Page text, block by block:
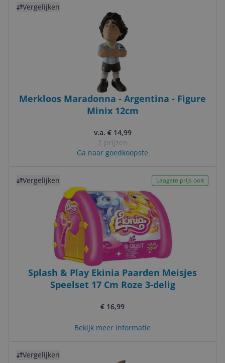
Vergelijken
Merkloos Maradonna - Argentina - Figure
Minix 12cm
v.a. € 14,99
2 prijzen
Ga naar goedkoopste
Vergelijken Laagste prijs ooit
Splash & Play Ekinia Paarden Meisjes
Speelset 17 Cm Roze 3-delig
€ 16,99
Bekijk meer informatie
Vergelijken